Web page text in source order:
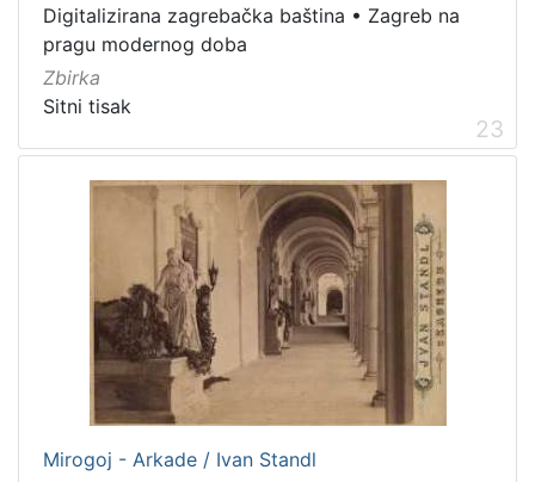
Digitalizirana zagrebačka baština • Zagreb na
pragu modernog doba
Zbirka
Sitni tisak
23
Mirogoj - Arkade / Ivan Standl